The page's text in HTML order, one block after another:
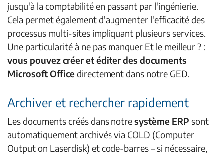
jusqu'à la comptabilité en passant par l'ingénierie.
Cela permet également d'augmenter l'efficacité des
processus multi-sites impliquant plusieurs services.
Une particularité à ne pas manquer Et le meilleur ? :
vous pouvez créer et éditer des documents
Microsoft Officedirectement dans notre GED.
Archiver et rechercher rapidement
Les documents créés dans notresystème ERP sont
automatiquement archivés via COLD (Computer
Output on Laserdisk) et code-barres – si nécessaire,